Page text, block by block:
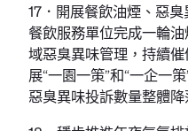
17．開展餐飲油煙、惡
餐飲服務單位完成一輪
域惡臭異味管理，持續
展“一園一策”和“一企一
惡臭異味投訴數量整體降